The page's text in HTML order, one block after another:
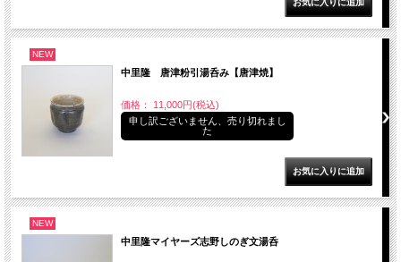
NEW
中里隆 唐津粉引湯呑み【唐津焼】
価格： 11,000円(税込)
申し訳ございません、売り切れまし
た
NEW
中里隆マイヤーズ志野しのぎ文湯呑